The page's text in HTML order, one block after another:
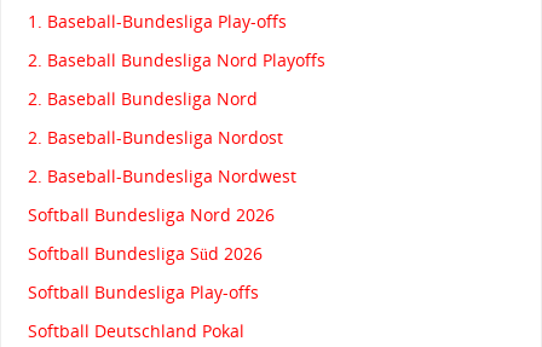
1. Baseball-Bundesliga Play-offs
2. Baseball Bundesliga Nord Playoffs
2. Baseball Bundesliga Nord
2. Baseball-Bundesliga Nordost
2. Baseball-Bundesliga Nordwest
Softball Bundesliga Nord 2026
Softball Bundesliga Süd 2026
Softball Bundesliga Play-offs
Softball Deutschland Pokal